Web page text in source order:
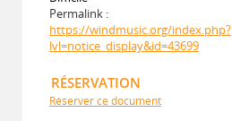
Permalink :
https://windmusic.org/index.php?
lvl=notice_display&id=43699
RÉSERVATION
Réserver ce document